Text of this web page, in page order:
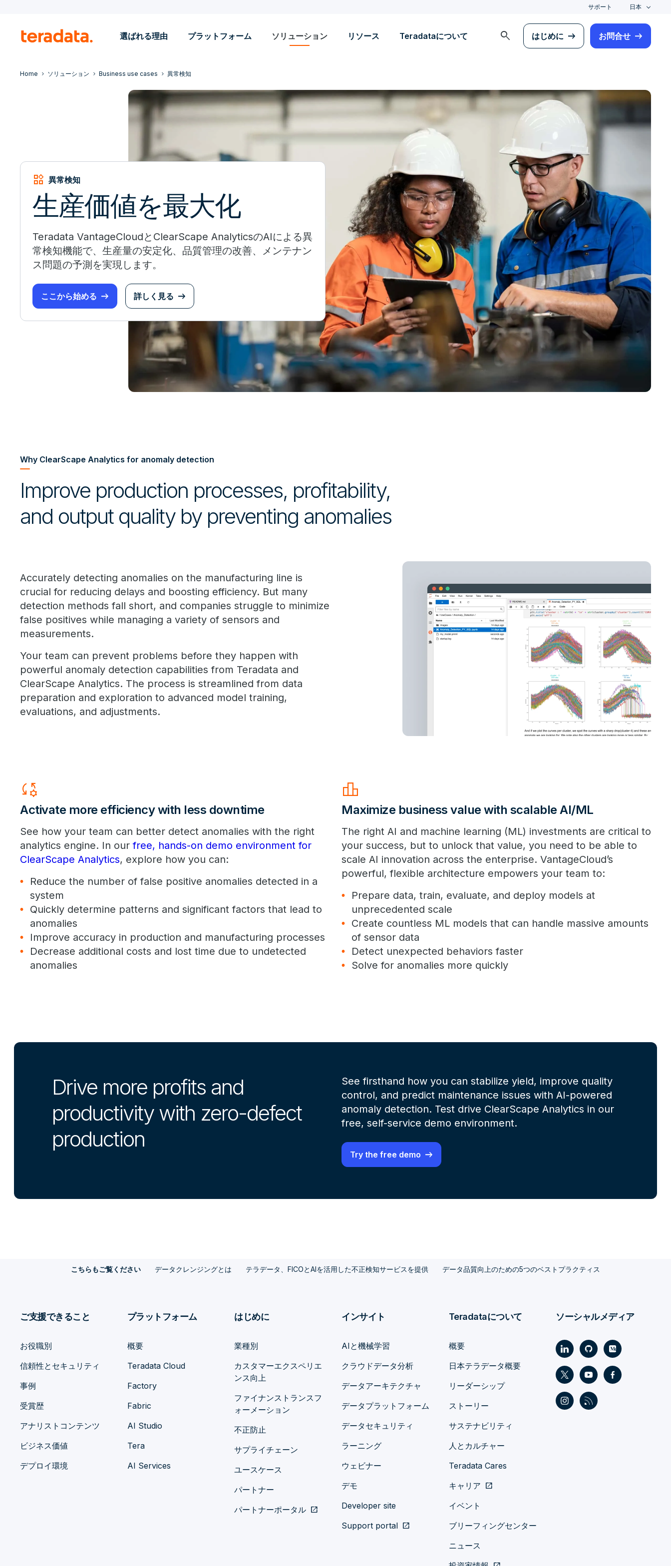
サポート 日本
選ばれる理由 プラットフォーム ソリューション リソース Teradataについて search はじめに お問合せ
Home ソリューション Business use cases 異常検知
widgets 異常検知
生産価値を最大化
Teradata VantageCloudとClearScape AnalyticsのAIによる異
常検知機能で、生産量の安定化、品質管理の改善、メンテナン
ス問題の予測を実現します。
ここから始める 詳しく見る
Why ClearScape Analytics for anomaly detection
Improve production processes, profitability,
and output quality by preventing anomalies
Accurately detecting anomalies on the manufacturing line is
crucial for reducing delays and boosting efficiency. But many
detection methods fall short, and companies struggle to minimize
false positives while managing a variety of sensors and
measurements.
Your team can prevent problems before they happen with
powerful anomaly detection capabilities from Teradata and
ClearScape Analytics. The process is streamlined from data
preparation and exploration to advanced model training,
evaluations, and adjustments.
Rule_Settings
Activate more efficiency with less downtime
See how your team can better detect anomalies with the right
analytics engine. In ourfree, hands-on demo environment for
ClearScape Analytics, explore how you can:
Reduce the number of false positive anomalies detected in a
system
Quickly determine patterns and significant factors that lead to
anomalies
Improve accuracy in production and manufacturing processes
Decrease additional costs and lost time due to undetected
anomalies
Leaderboard
Maximize business value with scalable AI/ML
The right AI and machine learning (ML) investments are critical to
your success, but to unlock that value, you need to be able to
scale AI innovation across the enterprise. VantageCloud’s
powerful, flexible architecture empowers your team to:
Prepare data, train, evaluate, and deploy models at
unprecedented scale
Create countless ML models that can handle massive amounts
of sensor data
Detect unexpected behaviors faster
Solve for anomalies more quickly
Drive more profits and
productivity with zero-defect
production
See firsthand how you can stabilize yield, improve quality
control, and predict maintenance issues with AI-powered
anomaly detection. Test drive ClearScape Analytics in our
free, self-service demo environment.
Try the free demo
こちらもご覧ください データクレンジングとは テラデータ、FICOとAIを活用した不正検知サービスを提供 データ品質向上のための5つのベストプラクティス
ご支援できること
お役職別
信頼性とセキュリティ
事例
受賞歴
アナリストコンテンツ
ビジネス価値
デプロイ環境
プラットフォーム
概要
Teradata Cloud
Factory
Fabric
AI Studio
Tera
AI Services
はじめに
業種別
カスタマーエクスペリエ
ンス向上
ファイナンストランスフ
ォーメーション
不正防止
サプライチェーン
ユースケース
パートナー
パートナーポータル open_in_new
インサイト
AIと機械学習
クラウドデータ分析
データアーキテクチャ
データプラットフォーム
データセキュリティ
ラーニング
ウェビナー
デモ
Developer site
Support portal open_in_new
Teradataについて
概要
日本テラデータ概要
リーダーシップ
ストーリー
サステナビリティ
人とカルチャー
Teradata Cares
キャリア open_in_new
イベント
ブリーフィングセンター
ニュース
ソーシャルメディア